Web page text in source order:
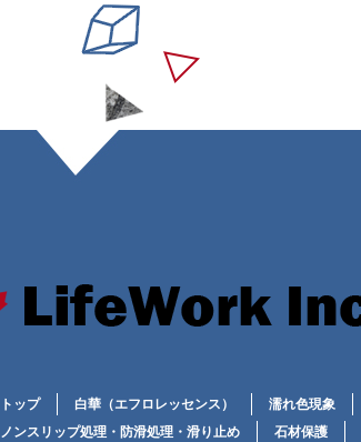
トップ 白華（エフロレッセンス） 濡れ色現象
ノンスリップ処理・防滑処理・滑り止め
石材保護